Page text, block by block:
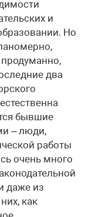
и
Но
продуманно,
два
бывшие
– люди,
работы
очень много
даже из
как